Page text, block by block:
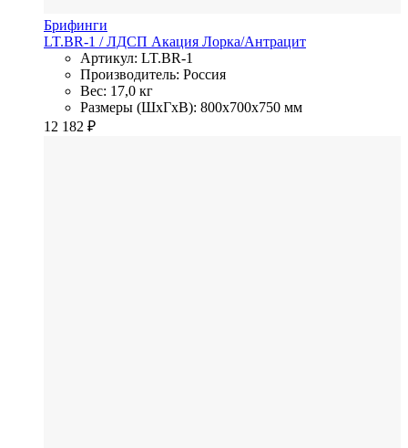
Брифинги
LT.BR-1 / ЛДСП Акация Лорка/Антрацит
Артикул: LT.BR-1
Производитель: Россия
Вес: 17,0 кг
Размеры (ШхГхВ): 800x700x750 мм
12 182 ₽